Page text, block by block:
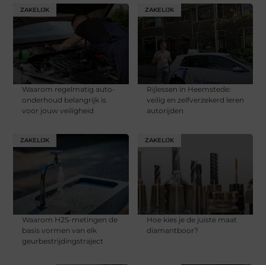
ZAKELIJK
Waarom regelmatig auto-
onderhoud belangrijk is
voor jouw veiligheid
ZAKELIJK
Rijlessen in Heemstede:
veilig en zelfverzekerd leren
autorijden
ZAKELIJK
Waarom H2S-metingen de
basis vormen van elk
geurbestrijdingstraject
ZAKELIJK
Hoe kies je de juiste maat
diamantboor?